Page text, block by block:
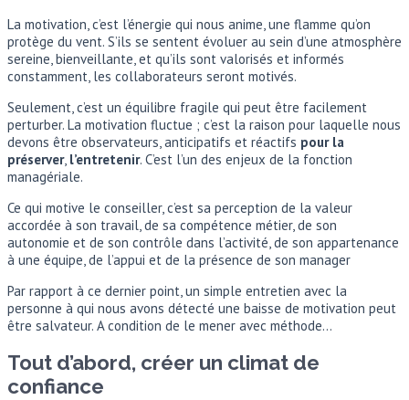
La motivation, c’est l’énergie qui nous anime, une flamme qu’on
protège du vent. S’ils se sentent évoluer au sein d’une atmosphère
sereine, bienveillante, et qu’ils sont valorisés et informés
constamment, les collaborateurs seront motivés.
Seulement, c’est un équilibre fragile qui peut être facilement
perturber. La motivation fluctue ; c’est la raison pour laquelle nous
devons être observateurs, anticipatifs et réactifs pour la
préserver, l’entretenir. C’est l’un des enjeux de la fonction
managériale.
Ce qui motive le conseiller, c’est sa perception de la valeur
accordée à son travail, de sa compétence métier, de son
autonomie et de son contrôle dans l’activité, de son appartenance
à une équipe, de l’appui et de la présence de son manager
Par rapport à ce dernier point, un simple entretien avec la
personne à qui nous avons détecté une baisse de motivation peut
être salvateur. A condition de le mener avec méthode…
Tout d’abord, créer un climat de
confiance